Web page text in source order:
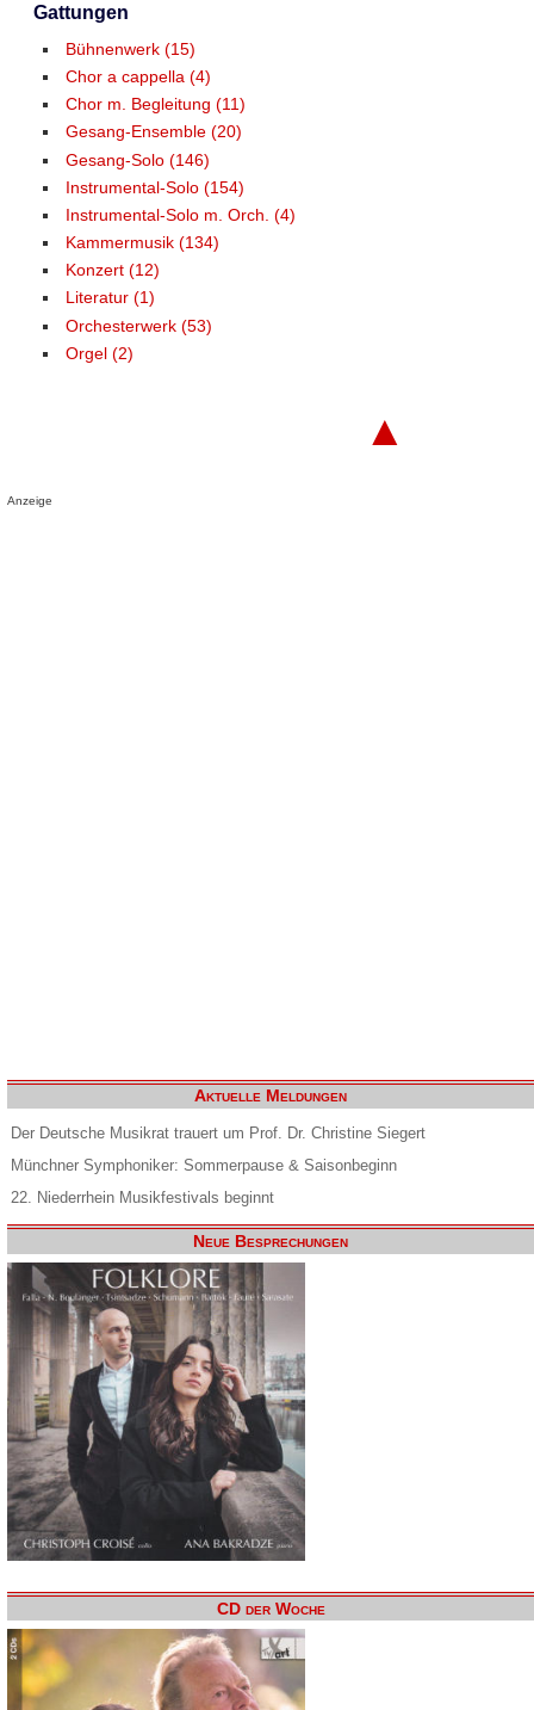
Gattungen
Bühnenwerk (15)
Chor a cappella (4)
Chor m. Begleitung (11)
Gesang-Ensemble (20)
Gesang-Solo (146)
Instrumental-Solo (154)
Instrumental-Solo m. Orch. (4)
Kammermusik (134)
Konzert (12)
Literatur (1)
Orchesterwerk (53)
Orgel (2)
▲
Anzeige
Aktuelle Meldungen
Der Deutsche Musikrat trauert um Prof. Dr. Christine Siegert
Münchner Symphoniker: Sommerpause & Saisonbeginn
22. Niederrhein Musikfestivals beginnt
Neue Besprechungen
CD der Woche